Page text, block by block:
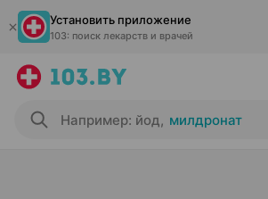
Установить приложение
103: поиск лекарств и врачей
Например: йод, милдронат